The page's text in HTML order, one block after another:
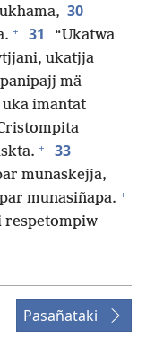
30
+ 31
“Ukatwa
ukatjja
mä
uka imantat
+ 33
munaskejja,
munasiñapa. +
respetompiw
Pasañataki